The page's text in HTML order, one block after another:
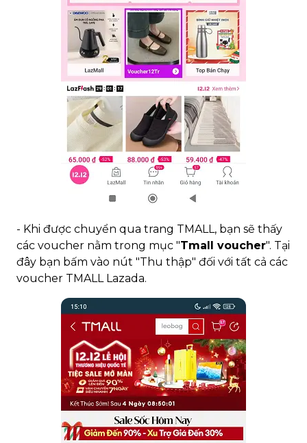
- Khi được chuyển qua trang TMALL, bạn sẽ thấy
các voucher nằm trong mục "Tmall voucher". Tại
đây bạn bấm vào nút "Thu thập" đối với tất cả các
voucher TMALL Lazada.